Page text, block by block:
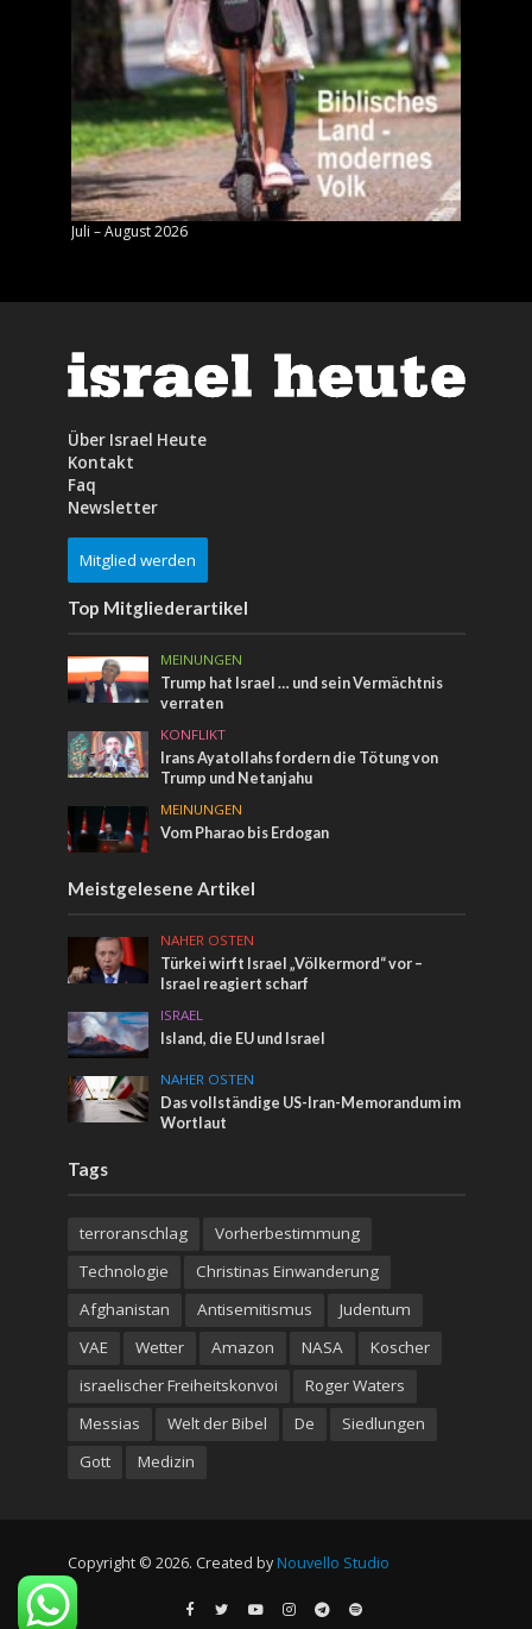
Juli – August 2026
Über Israel Heute
Kontakt
Faq
Newsletter
Mitglied werden
Top Mitgliederartikel
MEINUNGEN
Trump hat Israel … und sein Vermächtnis
verraten
KONFLIKT
Irans Ayatollahs fordern die Tötung von
Trump und Netanjahu
MEINUNGEN
Vom Pharao bis Erdogan
Meistgelesene Artikel
NAHER OSTEN
Türkei wirft Israel „Völkermord“ vor –
Israel reagiert scharf
ISRAEL
Island, die EU und Israel
NAHER OSTEN
Das vollständige US-Iran-Memorandum im
Wortlaut
Tags
terroranschlag
Vorherbestimmung
Technologie
Christinas Einwanderung
Afghanistan
Antisemitismus
Judentum
VAE
Wetter Amazon NASA
Koscher
israelischer Freiheitskonvoi
Roger Waters
Messias
Welt der Bibel De
Siedlungen
Gott
Medizin
Copyright © 2026. Created by Nouvello Studio